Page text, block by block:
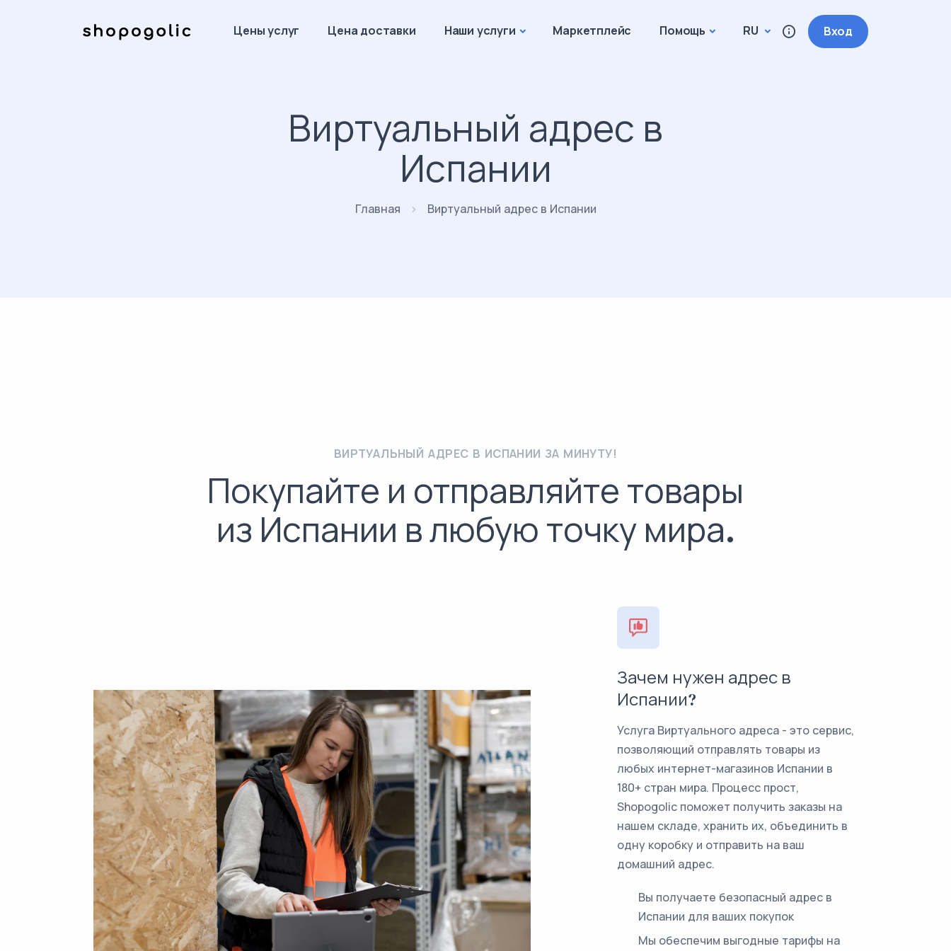
Цены услуг Цена доставки Наши услуги Маркетплейс Помощь RU Вход
Виртуальный адрес в
Испании
Главная Виртуальный адрес в Испании
ВИРТУАЛЬНЫЙ АДРЕС В ИСПАНИИ ЗА МИНУТУ!
Покупайте и отправляйте товары
из Испании в любую точку мира.
Зачем нужен адрес в
Испании?
Услуга Виртуального адреса - это сервис,
позволяющий отправлять товары из
любых интернет-магазинов Испании в
180+ стран мира. Процесс прост,
Shopogolic поможет получить заказы на
нашем складе, хранить их, объединить в
одну коробку и отправить на ваш
домашний адрес.
Вы получаете безопасный адрес в
Испании для ваших покупок
Мы обеспечим выгодные тарифы на